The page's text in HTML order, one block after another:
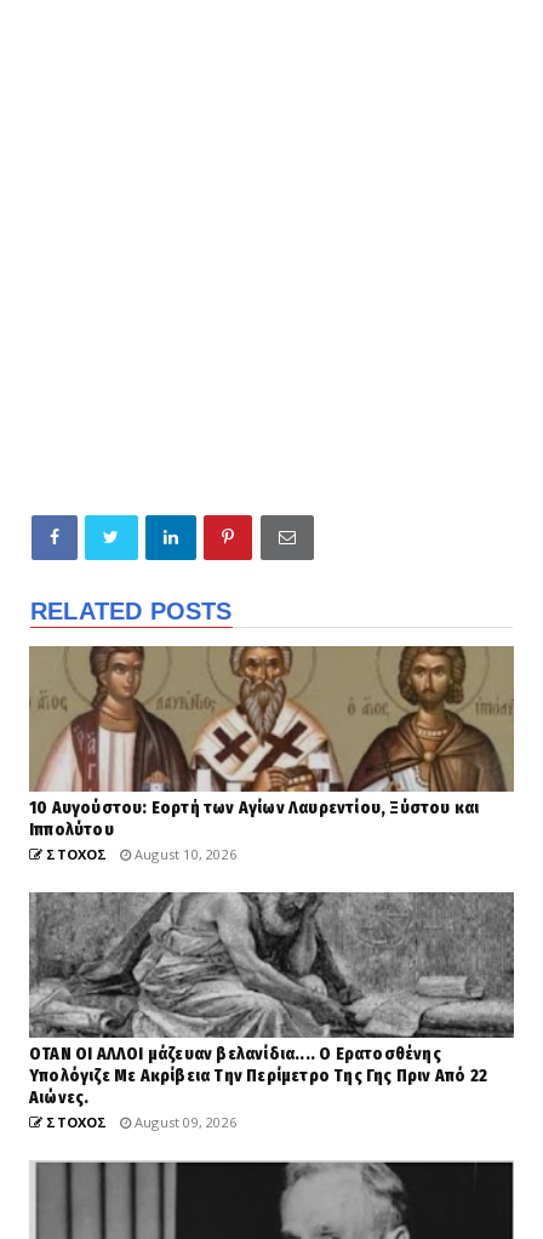
RELATED POSTS
10 Αυγούστου: Εορτή των Αγίων Λαυρεντίου, Ξύστου και
Ιππολύτου
ΣΤΟΧΟΣ August 10, 2026
ΟΤΑΝ ΟΙ ΑΛΛΟΙ μάζευαν βελανίδια.... Ο Ερατοσθένης
Υπολόγιζε Με Ακρίβεια Την Περίμετρο Της Γης Πριν Από 22
Αιώνες.
ΣΤΟΧΟΣ August 09, 2026